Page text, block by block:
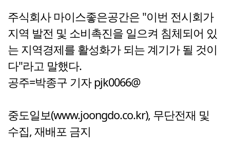
주식회사 마이스좋은공간은 "이번 전시회가
지역 발전 및 소비촉진을 일으켜 침체되어 있
는 지역경제를 활성화가 되는 계기가 될 것이
다"라고 말했다.
공주=박종구 기자 pjk0066@
중도일보(www.joongdo.co.kr), 무단전재 및
수집, 재배포 금지